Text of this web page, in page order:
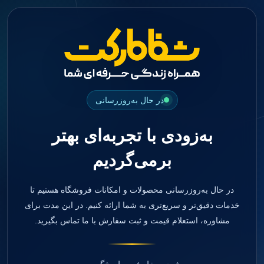
در حال به‌روزرسانی
به‌زودی با تجربه‌ای بهتر
برمی‌گردیم
در حال به‌روزرسانی محصولات و امکانات فروشگاه هستیم تا
خدمات دقیق‌تر و سریع‌تری به شما ارائه کنیم. در این مدت برای
مشاوره، استعلام قیمت و ثبت سفارش با ما تماس بگیرید.
جستجو
Impression Coping
صفحه اصلی
دندانپزشکی
مواد ترمیمی
کامپوزیت
کامپوزیت فلو
اسید اچ
باندینگ
بلیچینگ